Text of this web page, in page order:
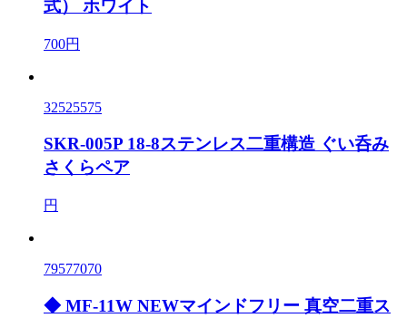
式） ホワイト
700円
32525575
SKR-005P 18-8ステンレス二重構造 ぐい呑み
さくらペア
円
79577070
◆ MF-11W NEWマインドフリー 真空二重ス